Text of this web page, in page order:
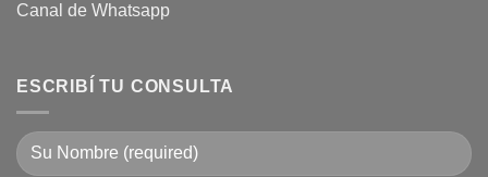
Canal de Whatsapp
ESCRIBÍ TU CONSULTA